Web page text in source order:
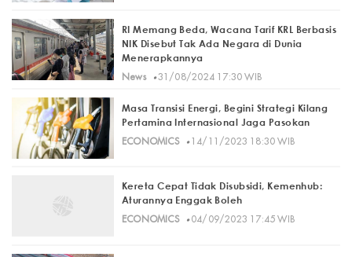
RI Memang Beda, Wacana Tarif KRL Berbasis
NIK Disebut Tak Ada Negara di Dunia
Menerapkannya
News· 31/08/2024 17:30 WIB
Masa Transisi Energi, Begini Strategi Kilang
Pertamina Internasional Jaga Pasokan
ECONOMICS· 14/11/2023 18:30 WIB
Kereta Cepat Tidak Disubsidi, Kemenhub:
Aturannya Enggak Boleh
ECONOMICS· 04/09/2023 17:45 WIB